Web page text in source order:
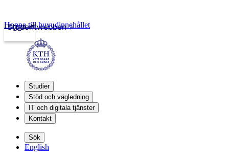
Studentwebben
Logga in
Hoppa till huvudinnehållet
Studier
Stöd och vägledning
IT och digitala tjänster
Kontakt
Sök
English